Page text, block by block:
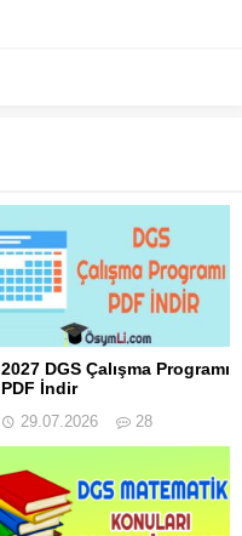
2027 DGS Çalışma Programı
PDF İndir
29.07.2026 28